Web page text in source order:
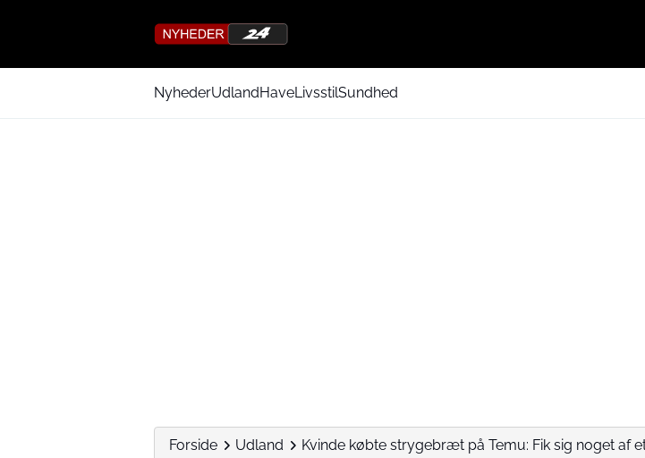
NyhederUdlandHaveLivsstilSundhed
Forside Udland Kvinde købte strygebræt på Temu: Fik sig noget af